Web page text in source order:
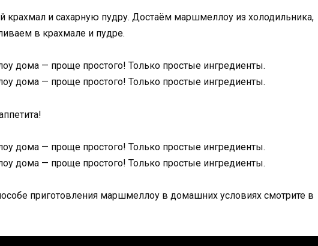
и сахарную пудру. Достаём маршмеллоу из холодильника,
в крахмале и пудре.
приготовления маршмеллоу в домашних условиях смотрите в